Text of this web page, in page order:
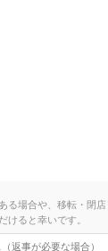
る場合や、移転・閉
けると幸いです。